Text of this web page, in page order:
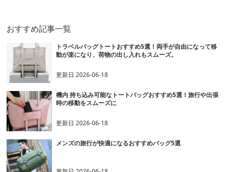
おすすめ記事一覧
トラベルバッグトートおすすめ5選！両手が自由になって移
動が楽になり、荷物の出し入れもスムーズ。
更新日2026-06-18
機内 持ち込み可能なトートバッグおすすめ5選！旅行や出張
時の移動をスムーズに
更新日2026-06-18
メンズの旅行が快適になるおすすめバッグ5選